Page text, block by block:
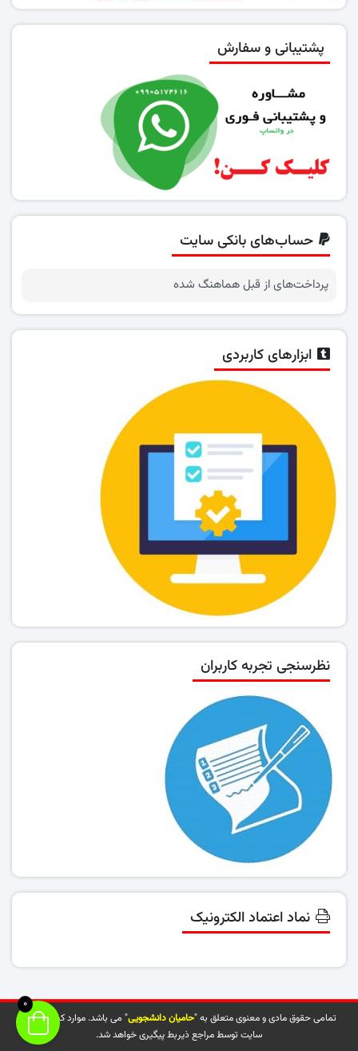
پشتیبانی و سفارش
حساب‌های بانکی سایت
پرداخت‌های از قبل هماهنگ شده
ابزارهای کاربردی
نظرسنجی تجربه کاربران
نماد اعتماد الکترونیک
تمامی حقوق مادی و معنوی متعلق به "حامیان دانشجویی" می باشد. موارد کپی شده از
سایت توسط مراجع ذیربط پیگیری خواهد شد.
0